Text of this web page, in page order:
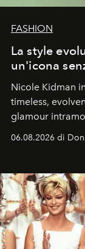
FASHION
La style
un'icona
Nicole Kidman
timeless,
glamour
Italia la sua
06.08.2026 di